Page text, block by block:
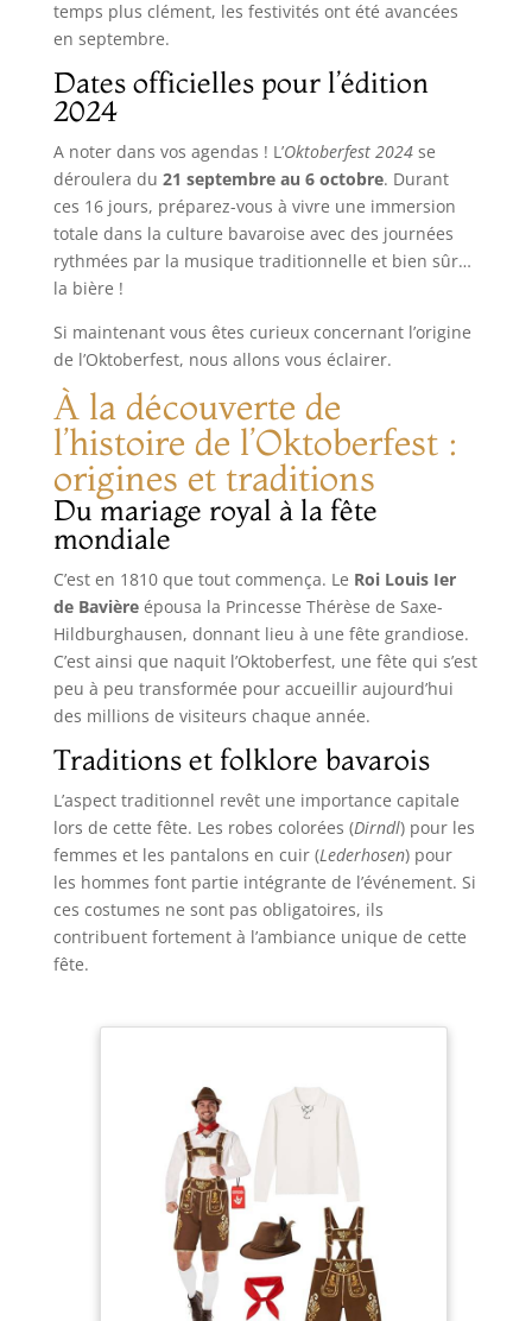
temps plus clément, les festivités ont été avancées
en septembre.
Dates officielles pour l’édition
2024
A noter dans vos agendas ! L’Oktoberfest 2024se
déroulera du 21 septembre au 6 octobre. Durant
ces 16 jours, préparez-vous à vivre une immersion
totale dans la culture bavaroise avec des journées
rythmées par la musique traditionnelle et bien sûr…
la bière !
Si maintenant vous êtes curieux concernant l’origine
de l’Oktoberfest, nous allons vous éclairer.
À la découverte de
l’histoire de l’Oktoberfest :
origines et traditions
Du mariage royal à la fête
mondiale
C’est en 1810 que tout commença. Le Roi Louis Ier
de Bavièreépousa la Princesse Thérèse de Saxe-
Hildburghausen, donnant lieu à une fête grandiose.
C’est ainsi que naquit l’Oktoberfest, une fête qui s’est
peu à peu transformée pour accueillir aujourd’hui
des millions de visiteurs chaque année.
Traditions et folklore bavarois
L’aspect traditionnel revêt une importance capitale
lors de cette fête. Les robes colorées (Dirndl) pour les
femmes et les pantalons en cuir (Lederhosen) pour
les hommes font partie intégrante de l’événement. Si
ces costumes ne sont pas obligatoires, ils
contribuent fortement à l’ambiance unique de cette
fête.